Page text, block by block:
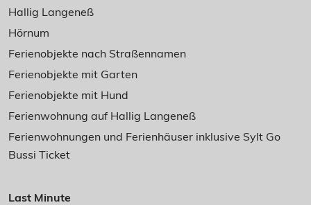
Hallig Langeneß
Hörnum
Ferienobjekte nach Straßennamen
Ferienobjekte mit Garten
Ferienobjekte mit Hund
Ferienwohnung auf Hallig Langeneß
Ferienwohnungen und Ferienhäuser inklusive Sylt Go
Bussi Ticket
Last Minute